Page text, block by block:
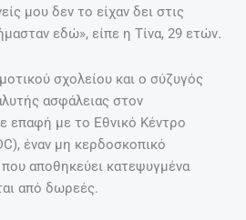
μου δεν το είχαν δει στις
εδώ», είπε η Τίνα, 29 ετών.
σχολείου και ο σύζυγός
ασφάλειας στον
επαφή με το Εθνικό Κέντρο
έναν μη κερδοσκοπικό
αποθηκεύει κατεψυγμένα
από δωρεές.